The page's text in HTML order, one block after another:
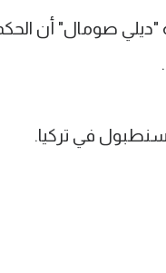
صومال" أن الحكم
في تركيا.